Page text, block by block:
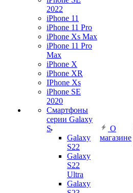
2022
iPhone 11
iPhone 11 Pro
iPhone Xs Max
iPhone 11 Pro
Max
iPhone X
iPhone XR
IPhone Xs
iPhone SE
2020
Смартфоны
серии Galaxy
S
Galaxy
S22
Galaxy
S22
Ultra
Galaxy
О
магазине